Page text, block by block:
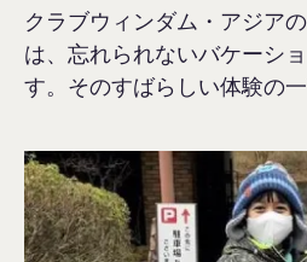
クラブウィンダム・アジア
は、忘れられないバケーシ
す。そのすばらしい体験の